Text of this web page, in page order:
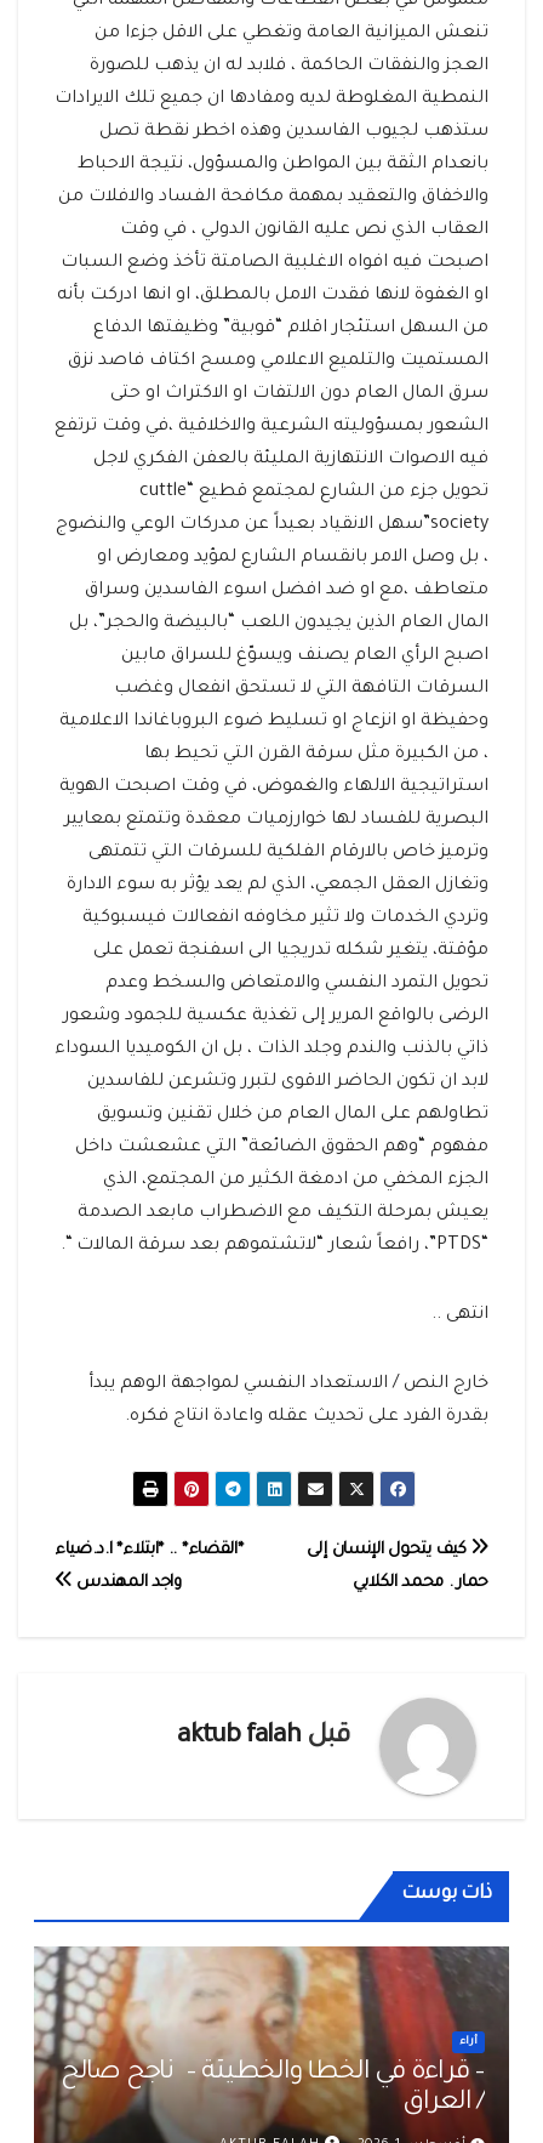
تنعش الميزانية العامة وتغطي على الاقل جزءا من
العجز والنفقات الحاكمة ، فلابد له ان يذهب للصورة
النمطية المغلوطة لديه ومفادها ان جميع تلك الايرادات
ستذهب لجيوب الفاسدين وهذه اخطر نقطة تصل
بانعدام الثقة بين المواطن والمسؤول، نتيجة الاحباط
والاخفاق والتعقيد بمهمة مكافحة الفساد والافلات من
العقاب الذي نص عليه القانون الدولي ، في وقت
اصبحت فيه افواه الاغلبية الصامتة تأخذ وضع السبات
او الغفوة لانها فقدت الامل بالمطلق، او انها ادركت بأنه
من السهل استئجار اقلام “قوبية” وظيفتها الدفاع
المستميت والتلميع الاعلامي ومسح اكتاف فاصد نزق
سرق المال العام دون الالتفات او الاكتراث او حتى
الشعور بمسؤوليته الشرعية والاخلاقية ،في وقت ترتفع
فيه الاصوات الانتهازية المليئة بالعفن الفكري لاجل
تحويل جزء من الشارع لمجتمع قطيع “cuttle
society”سهل الانقياد بعيداً عن مدركات الوعي والنضوج
، بل وصل الامر بانقسام الشارع لمؤيد ومعارض او
متعاطف ،مع او ضد افضل اسوء الفاسدين وسراق
المال العام الذين يجيدون اللعب “بالبيضة والحجر”، بل
اصبح الرأي العام يصنف ويسوّغ للسراق مابين
السرقات التافهة التي لا تستحق انفعال وغضب
وحفيظة او انزعاج او تسليط ضوء البروباغاندا الاعلامية
، من الكبيرة مثل سرقة القرن التي تحيط بها
استراتيجية الالهاء والغموض، في وقت اصبحت الهوية
البصرية للفساد لها خوارزميات معقدة وتتمتع بمعايير
وترميز خاص بالارقام الفلكية للسرقات التي تتمتهى
وتغازل العقل الجمعي، الذي لم يعد يؤثر به سوء الادارة
وتردي الخدمات ولا تثير مخاوفه انفعالات فيسبوكية
مؤقتة، يتغير شكله تدريجيا الى اسفنجة تعمل على
تحويل التمرد النفسي والامتعاض والسخط وعدم
الرضى بالواقع المرير إلى تغذية عكسية للجمود وشعور
ذاتي بالذنب والندم وجلد الذات ، بل ان الكوميديا السوداء
لابد ان تكون الحاضر الاقوى لتبرر وتشرعن للفاسدين
تطاولهم على المال العام من خلال تقنين وتسويق
مفهوم “وهم الحقوق الضائعة” التي عشعشت داخل
الجزء المخفي من ادمغة الكثير من المجتمع، الذي
يعيش بمرحلة التكيف مع الاضطراب مابعد الصدمة
انتهى ..
خارج النص / الاستعداد النفسي لمواجهة الوهم يبدأ
بقدرة الفرد على تحديث عقله واعادة انتاج فكره.
تصفّح
*القضاء* .. *ابتلاء* ا.د.ضياء
واجد المهندس
كيف يتحول الإنسان إلى
حمار . محمد الكلابي
قبلaktub falah
ذات بوست
أراء
– قراءة في الخطأ والخطيئة – ناجح صالح
/ العراق